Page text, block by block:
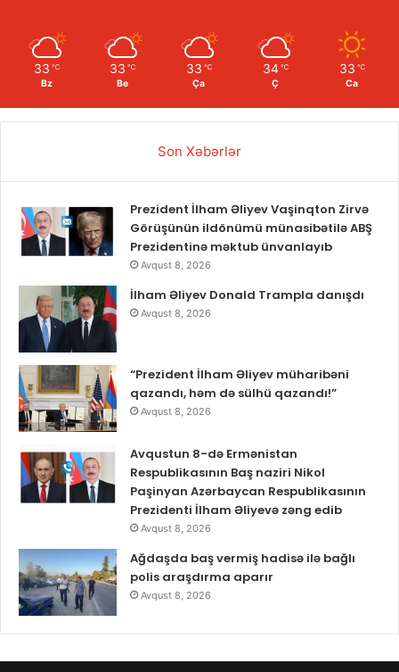
33 ℃
Bz
33 ℃
Be
33 ℃
Ça
34 ℃
Ç
33 ℃
Ca
Son Xəbərlər
Prezident İlham Əliyev Vaşinqton Zirvə
Görüşünün ildönümü münasibətilə ABŞ
Prezidentinə məktub ünvanlayıb
Avqust 8, 2026
İlham Əliyev Donald Trampla danışdı
Avqust 8, 2026
“Prezident İlham Əliyev müharibəni
qazandı, həm də sülhü qazandı!”
Avqust 8, 2026
Avqustun 8-də Ermənistan
Respublikasının Baş naziri Nikol
Paşinyan Azərbaycan Respublikasının
Prezidenti İlham Əliyevə zəng edib
Avqust 8, 2026
Ağdaşda baş vermiş hadisə ilə bağlı
polis araşdırma aparır
Avqust 8, 2026